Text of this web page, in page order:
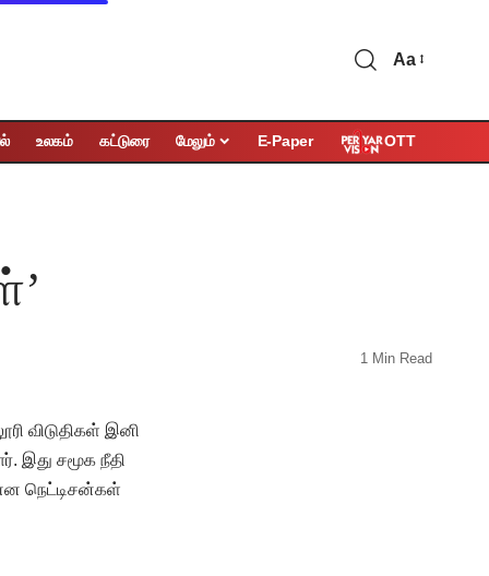
Aa
உலகம் கட்டுரை மேலும் E-Paper OTT
1 Min Read
விடுதிகள் இனி
இது சமூக நீதி
நெட்டிசன்கள்